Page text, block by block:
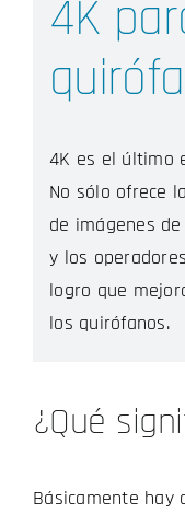
4K
4K es el último
No sólo ofrece
de imágenes
y los
logro que
los quirófanos.
¿Qué
Básicamente hay